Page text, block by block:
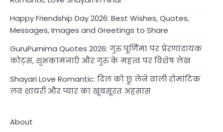
Happy Friendship Day 2026: Best Wishes, Quotes,
Messages, Images and Greetings to Share
GuruPurnima Quotes 2026: गुरु पूर्णिमा पर प्रेरणादायक
कोट्स, शुभकामनाएँ और गुरु के महत्व पर विशेष लेख
Shayari Love Romantic: दिल को छू लेने वाली रोमांटिक
लव शायरी और प्यार का खूबसूरत अहसास
About